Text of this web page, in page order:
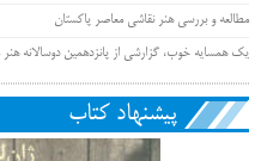
مطالعه و بررسی هنر نقاشی معاصر پاکستان
یک همسایه خوب، گزارشی از پانزدهمین دوسالانه هنر
پیشنهاد کتاب